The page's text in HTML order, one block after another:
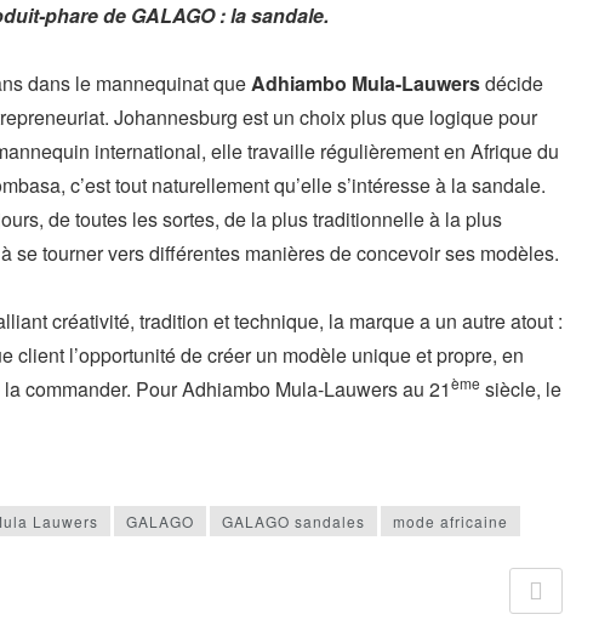
phare de GALAGO : la sandale.
dans le mannequinat queAdhiambo Mula-Lauwersdécide
Johannesburg est un choix plus que logique pour
international, elle travaille régulièrement en Afrique du
c’est tout naturellement qu’elle s’intéresse à la sandale.
de toutes les sortes, de la plus traditionnelle à la plus
se tourner vers différentes manières de concevoir ses modèles.
créativité, tradition et technique, la marque a un autre atout :
client l’opportunité de créer un modèle unique et propre, en
commander. Pour Adhiambo Mula-Lauwers au 21ème siècle, le
Lauwers GALAGO GALAGO sandales mode africaine